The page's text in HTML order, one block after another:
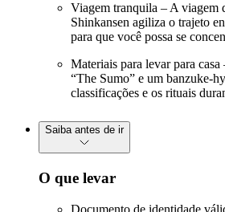
Viagem tranquila – A viagem
Shinkansen agiliza o trajeto
para que você possa se
Materiais para levar para
“The Sumo” e um banzuke-
classificações e os rituais
Saiba antes de ir
O que levar
Documento de identidade